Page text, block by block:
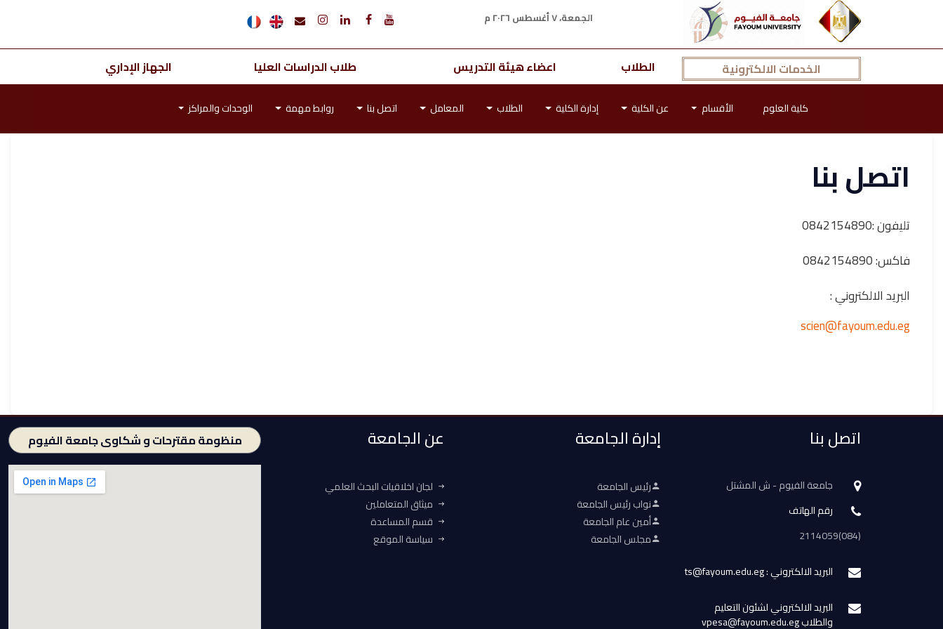
الجمعة، ٧ أغسطس ٢٠٢٦ م
الخدمات الالكترونية الطلاب اعضاء هيئة التدريس طلاب الدراسات العليا الجهاز الإداري
كلية العلوم الأقسام عن الكلية إدارة الكلية الطلاب المعامل اتصل بنا روابط مهمة الوحدات والمراكز
اتصل بنا
تليفون :0842154890
فاكس: 0842154890
البريد الالكتروني :
scien@fayoum.edu.eg
اتصل بنا
جامعة الفيوم - ش المشتل
رقم الهاتف
(084)2114059
البريد الالكتروني : ts@fayoum.edu.eg
البريد الالكتروني لشئون التعليم
والطلاب vpesa@fayoum.edu.eg
إدارة الجامعة
رئيس الجامعة
نواب رئيس الجامعة
أمين عام الجامعة
مجلس الجامعة
عن الجامعة
لجان اخلاقيات البحث العلمي
ميثاق المتعاملين
قسم المساعدة
سياسة الموقع
منظومة مقترحات و شكاوى جامعة الفيوم